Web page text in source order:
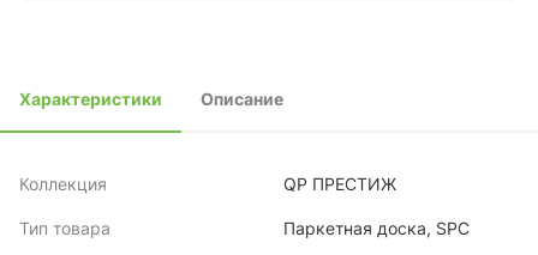
Характеристики Описание
Коллекция QP ПРЕСТИЖ
Тип товара Паркетная доска, SPC